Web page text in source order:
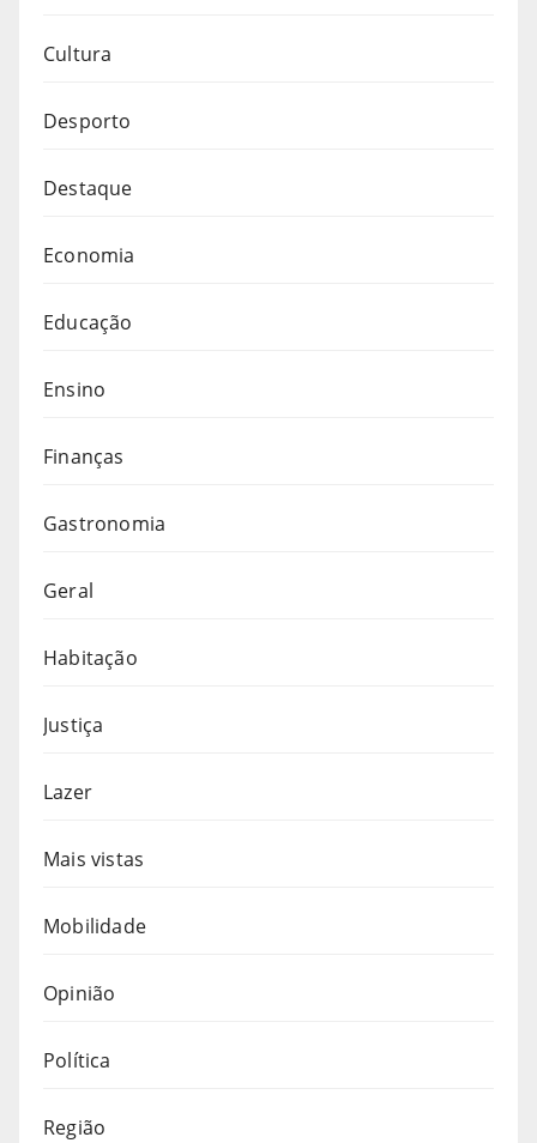
Cultura
Desporto
Destaque
Economia
Educação
Ensino
Finanças
Gastronomia
Geral
Habitação
Justiça
Lazer
Mais vistas
Mobilidade
Opinião
Política
Região